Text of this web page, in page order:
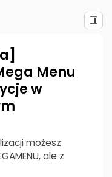
Menu
w
możesz
ale z